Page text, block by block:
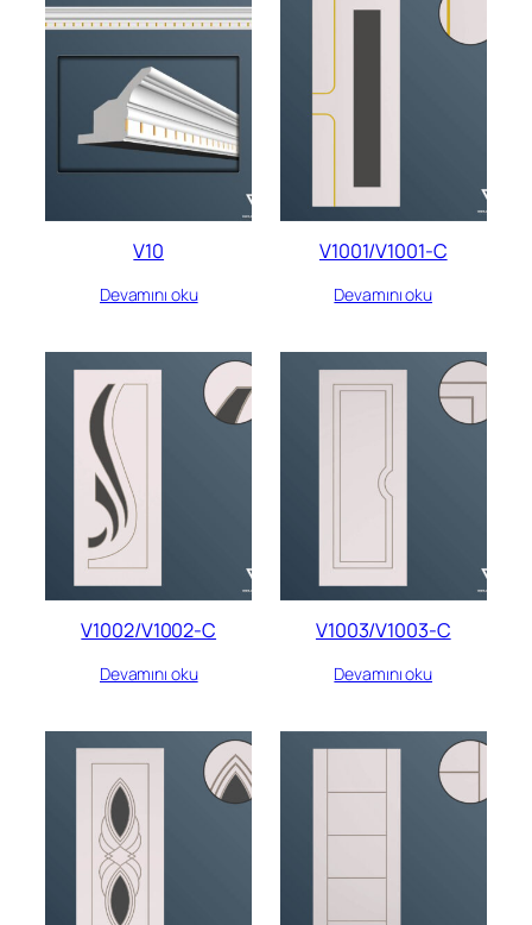
V10
Devamını oku
V1001/V1001-C
Devamını oku
V1002/V1002-C
Devamını oku
V1003/V1003-C
Devamını oku